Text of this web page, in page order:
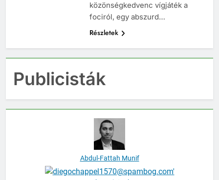
közönségkedvenc vígjáték a
fociról, egy abszurd…
Részletek
Publicisták
Abdul-Fattah Munif